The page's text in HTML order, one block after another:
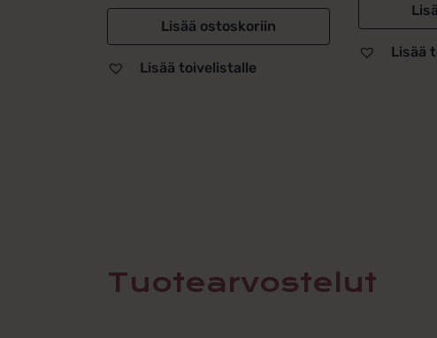
Lisää ostoskoriin
Lisää toivelistalle
Lisää
Tuotearvostelut